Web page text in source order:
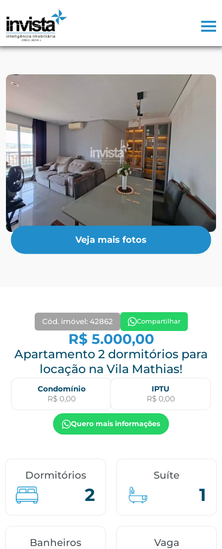
Veja mais fotos
Cód. imóvel: 42862 Compartilhar
R$ 5.000,00
Apartamento 2 dormitórios para
locação na Vila Mathias!
Condomínio
R$ 0,00
IPTU
R$ 0,00
Quero mais informações
Dormitórios
2
Suíte
1
Banheiros Vaga